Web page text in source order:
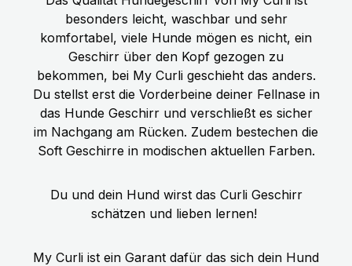
besonders leicht, waschbar und sehr
komfortabel, viele Hunde mögen es nicht, ein
Geschirr über den Kopf gezogen zu
bekommen, bei My Curli geschieht das anders.
Du stellst erst die Vorderbeine deiner Fellnase in
das Hunde Geschirr und verschließt es sicher
im Nachgang am Rücken. Zudem bestechen die
Soft Geschirre in modischen aktuellen Farben.
Du und dein Hund wirst das Curli Geschirr
schätzen und lieben lernen!
My Curli ist ein Garant dafür das sich dein Hund